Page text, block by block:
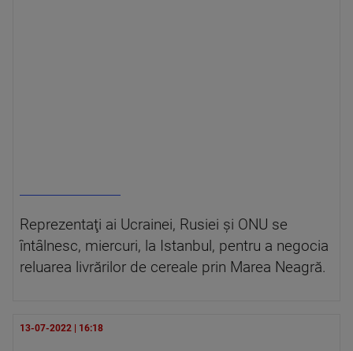
Reprezentaţi ai Ucrainei, Rusiei şi ONU se
întâlnesc, miercuri, la Istanbul, pentru a negocia
reluarea livrărilor de cereale prin Marea Neagră.
13-07-2022 | 16:18